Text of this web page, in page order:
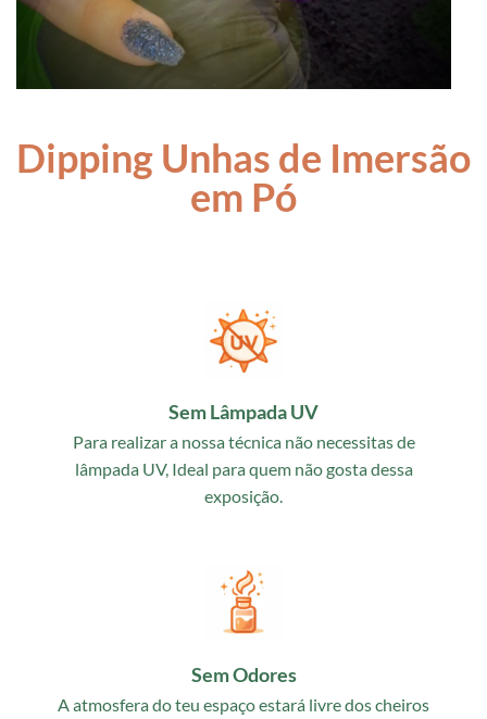
Dipping Unhas de Imersão
em Pó
Sem Lâmpada UV
Para realizar a nossa técnica não necessitas de
lâmpada UV, Ideal para quem não gosta dessa
exposição.
Sem Odores
A atmosfera do teu espaço estará livre dos cheiros